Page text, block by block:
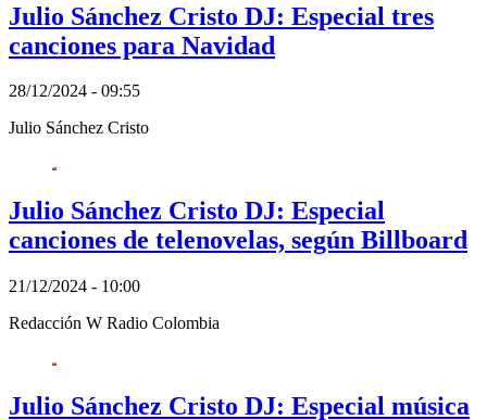
Julio Sánchez Cristo DJ: Especial tres
canciones para Navidad
28/12/2024 - 09:55
Julio Sánchez Cristo
Julio Sánchez Cristo DJ: Especial
canciones de telenovelas, según Billboard
21/12/2024 - 10:00
Redacción W Radio Colombia
Julio Sánchez Cristo DJ: Especial música